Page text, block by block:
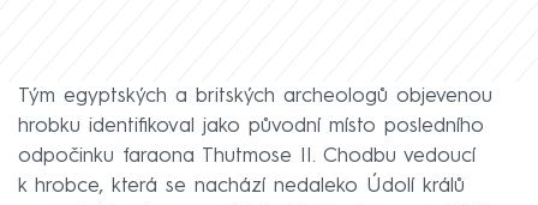
Tým egyptských a britských archeologů objevenou
hrobku identifikoval jako původní místo posledního
odpočinku faraona Thutmose II. Chodbu vedoucí
k hrobce, která se nachází nedaleko Údolí králů